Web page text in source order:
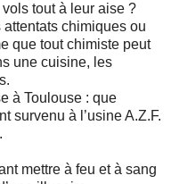
tout à leur aise ?
chimiques ou
que tout chimiste peut
une cuisine, les
à Toulouse : que
survenu à l’usine A.Z.F.
mettre à feu et à sang